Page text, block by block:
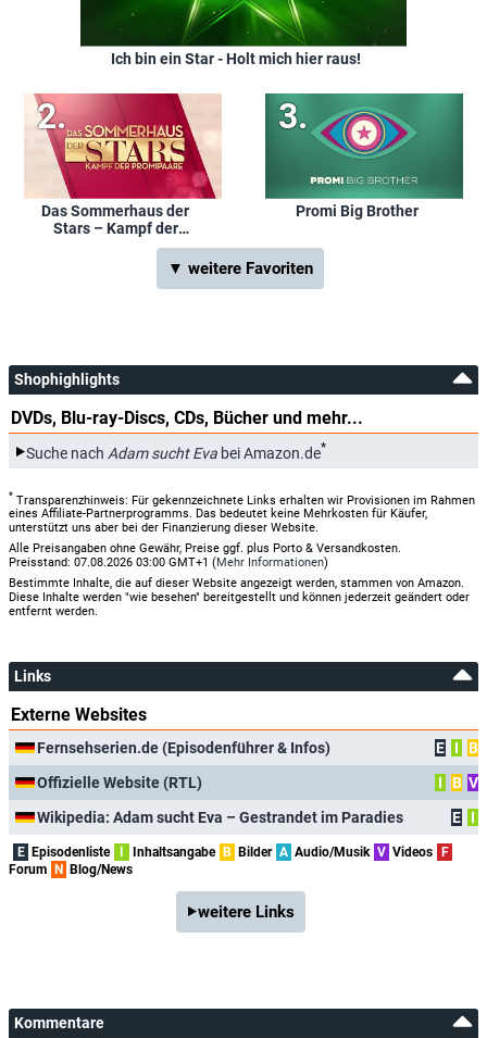
Ich bin ein Star - Holt mich hier raus!
Das Sommerhaus der
Stars – Kampf der
Promi Big Brother
▼ weitere Favoriten
Shophighlights
DVDs, Blu-ray-Discs, CDs, Bücher und mehr...
Suche nach Adam sucht Eva bei Amazon.de*
* Transparenzhinweis: Für gekennzeichnete Links erhalten wir Provisionen im Rahmen
eines Affiliate-Partnerprogramms. Das bedeutet keine Mehrkosten für Käufer,
unterstützt uns aber bei der Finanzierung dieser Website.
Alle Preisangaben ohne Gewähr, Preise ggf. plus Porto & Versandkosten.
Preisstand: 07.08.2026 03:00 GMT+1 (Mehr Informationen)
Bestimmte Inhalte, die auf dieser Website angezeigt werden, stammen von Amazon.
Diese Inhalte werden "wie besehen" bereitgestellt und können jederzeit geändert oder
entfernt werden.
Links
Externe Websites
Fernsehserien.de (Episodenführer & Infos) E I
B
Offizielle Website (RTL)
I B V
Wikipedia: Adam sucht Eva – Gestrandet im Paradies
E I
E Episodenliste Inhaltsangabe B Bilder A Audio/Musik V Videos
F
Forum
N Blog/News
weitere Links
Kommentare